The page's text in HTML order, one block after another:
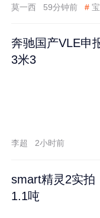
莫一西 59分钟前 #
奔驰国产VLE申
3米3
李超 2小时前
smart精灵2实拍
1.1吨